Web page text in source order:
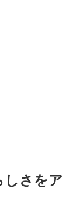
しさをア